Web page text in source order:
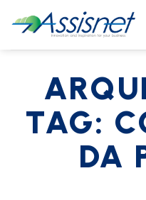
TAG:
DA